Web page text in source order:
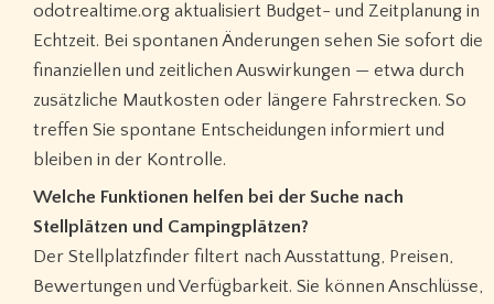
odotrealtime.org aktualisiert Budget- und Zeitplanung in
Echtzeit. Bei spontanen Änderungen sehen Sie sofort die
finanziellen und zeitlichen Auswirkungen — etwa durch
zusätzliche Mautkosten oder längere Fahrstrecken. So
treffen Sie spontane Entscheidungen informiert und
bleiben in der Kontrolle.
Welche Funktionen helfen bei der Suche nach
Stellplätzen und Campingplätzen?
Der Stellplatzfinder filtert nach Ausstattung, Preisen,
Bewertungen und Verfügbarkeit. Sie können Anschlüsse,